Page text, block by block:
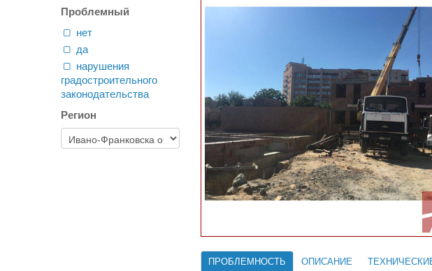
Проблемный
нет
да
нарушения
градостроительного
законодательства
Регион
ПРОБЛЕМНОСТЬ ОПИСАНИЕ